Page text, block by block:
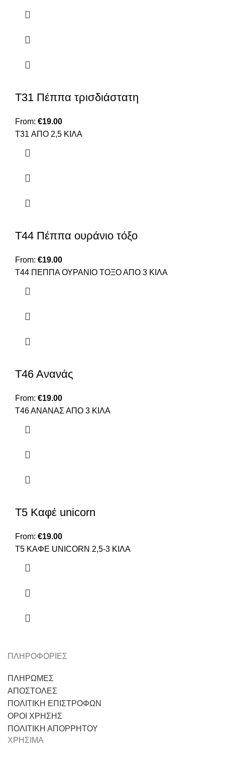
Τ31 Πέππα τρισδιάστατη
From: €19.00
T31 ΑΠΟ 2,5 ΚΙΛΑ
Τ44 Πέππα ουράνιο τόξο
From: €19.00
Τ44 ΠΕΠΠΑ ΟΥΡΑΝΙΟ ΤΟΞΟ ΑΠΟ 3 ΚΙΛΑ
Τ46 Ανανάς
From: €19.00
Τ46 ΑΝΑΝΑΣ ΑΠΟ 3 ΚΙΛΑ
Τ5 Καφέ unicorn
From: €19.00
Τ5 ΚΑΦΕ UNICORN 2,5-3 ΚΙΛΑ
ΠΛΗΡΟΦΟΡΙΕΣ
ΠΛΗΡΩΜΕΣ
ΑΠΟΣΤΟΛΕΣ
ΠΟΛΙΤΙΚΗ ΕΠΙΣΤΡΟΦΩΝ
ΟΡΟΙ ΧΡΗΣΗΣ
ΠΟΛΙΤΙΚΗ ΑΠΟΡΡΗΤΟΥ
ΧΡΗΣΙΜΑ